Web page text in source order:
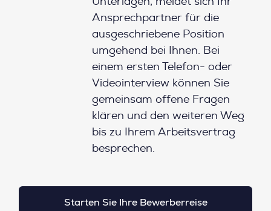
Ansprechpartner für die
ausgeschriebene Position
umgehend bei Ihnen. Bei
einem ersten Telefon- oder
Videointerview können Sie
gemeinsam offene Fragen
klären und den weiteren Weg
bis zu Ihrem Arbeitsvertrag
besprechen.
Starten Sie Ihre Bewerberreise